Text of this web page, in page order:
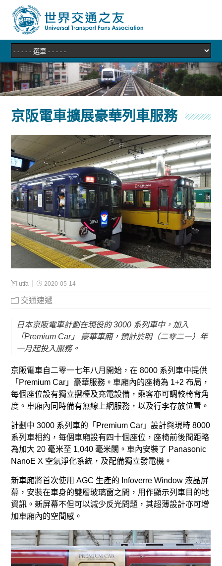
京阪電車擴展豪華列車服務
utfa 2020-05-14
交通速遞
日本京阪電車計劃在現役的 3000 系列車中，加入
「Premium Car」 豪華車廂，預計於明（二零二一）年
一月起投入服務。
京阪電車自二零一七年八月開始，在 8000 系列車中提供
「Premium Car」豪華服務。車廂內的座椅為 1+2 布局，
每個座位設有獨立摺檯及充電設備，乘客亦可調較椅背角
度。車廂內同時備有無線上網服務，以及行李存放位置。
計劃中 3000 系列車的「Premium Car」設計與現時 8000
系列車相約，每個車廂設有四十個座位，座椅前後間距略
為加大 20 毫米至 1,040 毫米闊。車內安裝了 Panasonic
NanoE X 空氣淨化系統，及配備獨立發電機。
新車廂將首次使用 AGC 生產的 Infoverre Window 液晶屏
幕，安裝在車身的雙層玻璃窗之間，用作顯示列車目的地
資訊。新屏幕不但可以減少反光問題，其超薄設計亦可增
加車廂內的空間感。